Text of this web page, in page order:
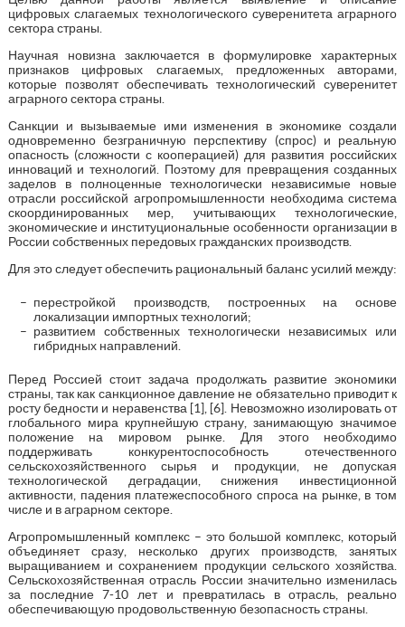
цифровых слагаемых технологического суверенитета аграрного
сектора страны.
Научная новизна заключается в формулировке характерных
признаков цифровых слагаемых, предложенных авторами,
которые позволят обеспечивать технологический суверенитет
аграрного сектора страны.
Санкции и вызываемые ими изменения в экономике создали
одновременно безграничную перспективу (спрос) и реальную
опасность (сложности с кооперацией) для развития российских
инноваций и технологий. Поэтому для превращения созданных
заделов в полноценные технологически независимые новые
отрасли российской агропромышленности необходима система
скоординированных мер, учитывающих технологические,
экономические и институциональные особенности организации в
России собственных передовых гражданских производств.
Для это следует обеспечить рациональный баланс усилий между:
перестройкой производств, построенных на основе
локализации импортных технологий;
развитием собственных технологически независимых или
гибридных направлений.
Перед Россией стоит задача продолжать развитие экономики
страны, так как санкционное давление не обязательно приводит к
росту бедности и неравенства [1], [6]. Невозможно изолировать от
глобального мира крупнейшую страну, занимающую значимое
положение на мировом рынке. Для этого необходимо
поддерживать конкурентоспособность отечественного
сельскохозяйственного сырья и продукции, не допуская
технологической деградации, снижения инвестиционной
активности, падения платежеспособного спроса на рынке, в том
числе и в аграрном секторе.
Агропромышленный комплекс – это большой комплекс, который
объединяет сразу, несколько других производств, занятых
выращиванием и сохранением продукции сельского хозяйства.
Сельскохозяйственная отрасль России значительно изменилась
за последние 7-10 лет и превратилась в отрасль, реально
обеспечивающую продовольственную безопасность страны.